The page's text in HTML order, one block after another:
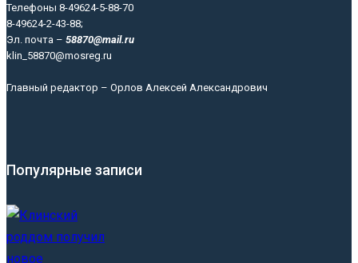
Телефоны 8-49624-5-88-70
8-49624-2-43-88;
Эл. почта – 58870@mail.ru
klin_58870@mosreg.ru
Главный редактор – Орлов Алексей Александрович
Популярные записи